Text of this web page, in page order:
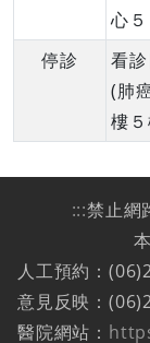
心
停診
看
(肺
樓
:::禁止網
人工預約：
意見反映：
醫院網站：